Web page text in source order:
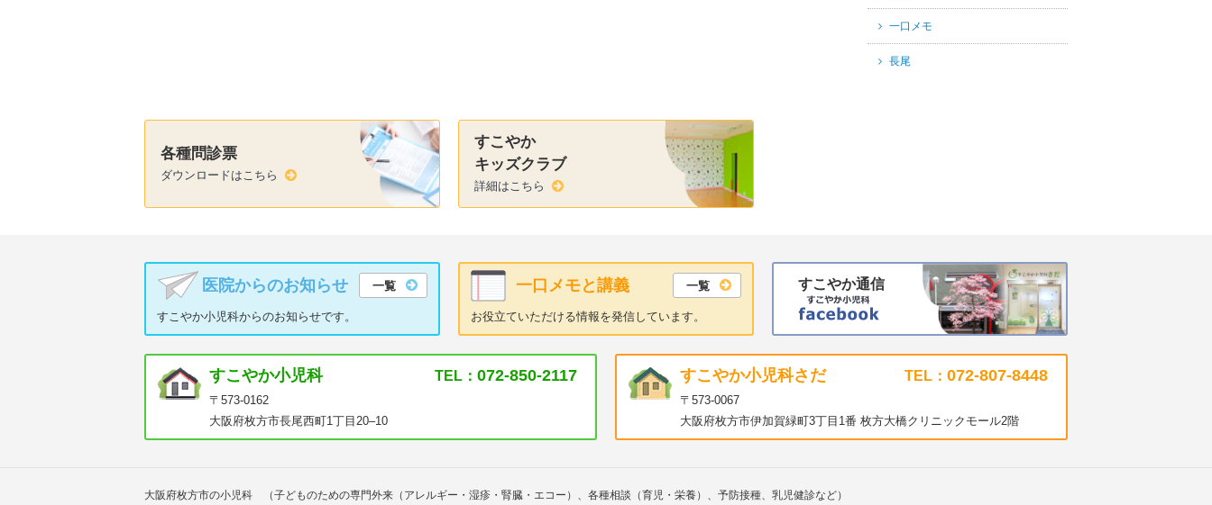
一口メモ
長尾
各種問診票
ダウンロードはこちら
すこやか
キッズクラブ
詳細はこちら
医院からのお知らせ 一覧
すこやか小児科からのお知らせです。
一口メモと講義 一覧
お役立ていただける情報を発信しています。
すこやか通信
すこやか小児科 TEL： 072-850-2117
〒573-0162
大阪府枚方市長尾西町1丁目20–10
すこやか小児科さだ TEL： 072-807-8448
〒573-0067
大阪府枚方市伊加賀緑町3丁目1番 枚方大橋クリニックモール2階
大阪府枚方市の小児科 （子どものための専門外来（アレルギー・湿疹・腎臓・エコー）、各種相談（育児・栄養）、予防接種、乳児健診など）